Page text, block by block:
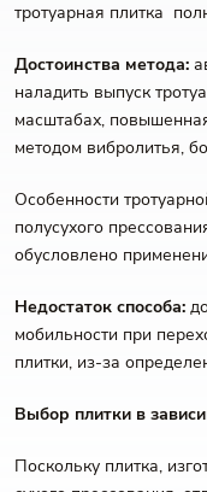
тротуарная плитка
Достоинства метода:
наладить выпуск
масштабах,
методом вибролитья,
Особенности
полусухого
обусловлено
Недостаток способа:
мобильности при
плитки, из-за
Выбор плитки в
Поскольку плитка,